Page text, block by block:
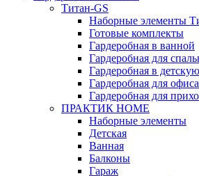
Титан-GS
Наборные элементы
Готовые комплекты
Гардеробная в ванной
Гардеробная для
Гардеробная в детскую
Гардеробная для офиса
Гардеробная для
ПРАКТИК HOME
Наборные элементы
Детская
Ванная
Балконы
Гараж